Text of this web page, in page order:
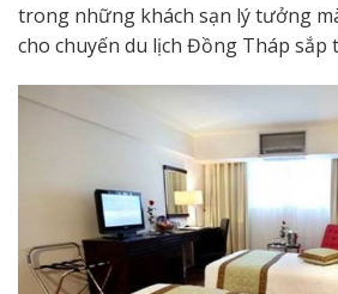
trong những khách sạn lý tưởng
cho chuyến du lịch Đồng Tháp sắp